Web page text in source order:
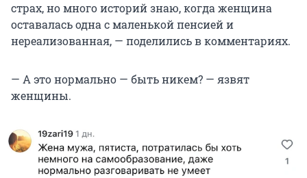
страх, но много историй знаю, когда женщина
оставалась одна с маленькой пенсией и
нереализованная, — поделились в комментариях.
— А это нормально — быть никем? — язвят
женщины.